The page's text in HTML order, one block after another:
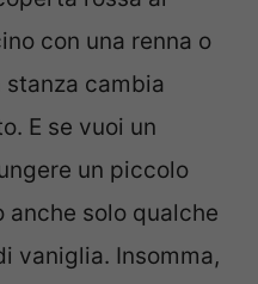
con una renna o
stanza cambia
E se vuoi un
un piccolo
anche solo qualche
vaniglia. Insomma,